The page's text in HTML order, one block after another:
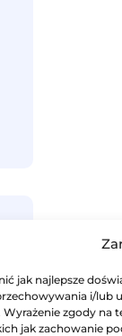
jak najlepsze
i/lub
Wyrażenie zgody
jak zachowanie